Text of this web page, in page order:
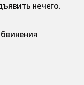
нечего.